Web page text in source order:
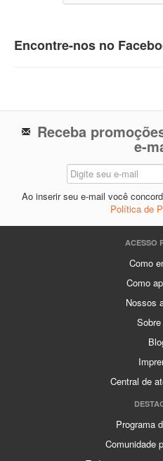
Encontre-nos no
Receba
e-
Ao inserir seu e-mail você
Política de
ACESSO
Como
Como
Nossos
Central de
Programa
Comunidade